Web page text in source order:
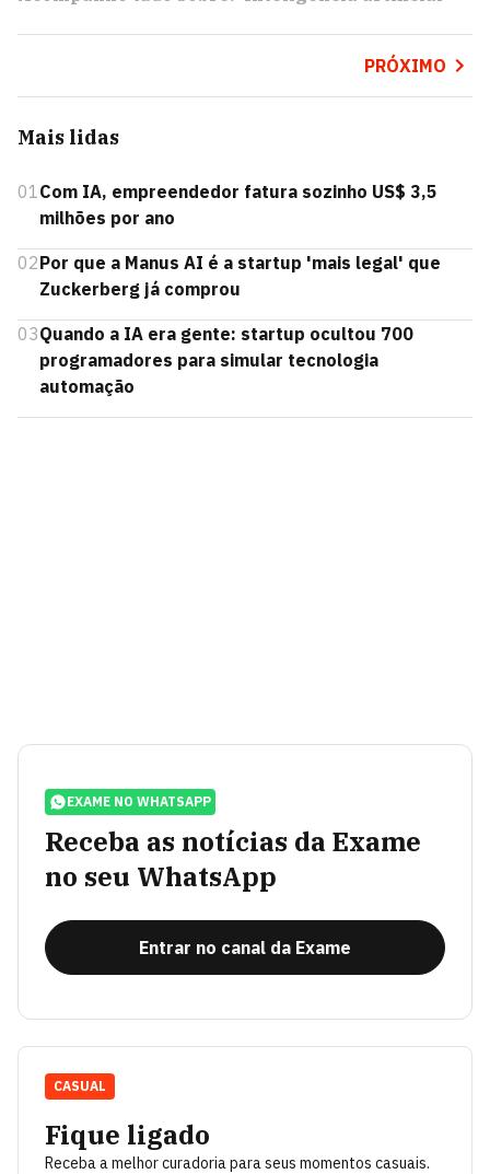
PRÓXIMO
Mais lidas
01Com IA, empreendedor fatura sozinho US$ 3,5
milhões por ano
02Por que a Manus AI é a startup 'mais legal' que
Zuckerberg já comprou
03Quando a IA era gente: startup ocultou 700
programadores para simular tecnologia
automação
EXAME NO WHATSAPP
Receba as notícias da Exame
no seu WhatsApp
Entrar no canal da Exame
Fique ligado
Receba a melhor curadoria para seus momentos casuais.
CASUAL